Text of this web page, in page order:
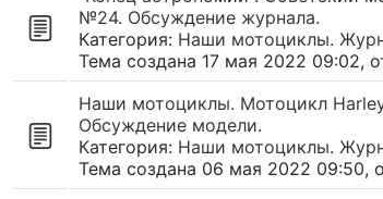
№24. Обсуждение журнала.
Категория: Наши мотоциклы.
Тема создана 17 мая 2022 09:02,
Наши мотоциклы. Мотоцикл
Обсуждение модели.
Категория: Наши мотоциклы.
Тема создана 06 мая 2022 09:50,